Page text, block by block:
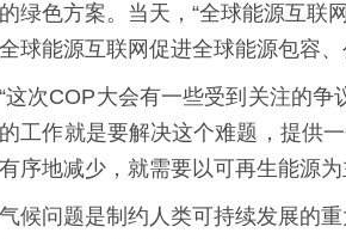
绿色方案。当天，“全球能源互联
球能源互联网促进全球能源包容
“这次COP大会有一些受到关注的
工作就是要解决这个难题，提供
序地减少，就需要以可再生能源
气候问题是制约人类可持续发展的